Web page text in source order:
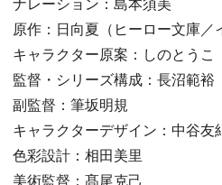
原作：日向夏（ヒーロー文庫／
キャラクター原案：しのとうこ
監督・シリーズ構成：長沼範裕
副監督：筆坂明規
キャラクターデザイン：中谷友
色彩設計：相田美里
美術監督：髙尾克己